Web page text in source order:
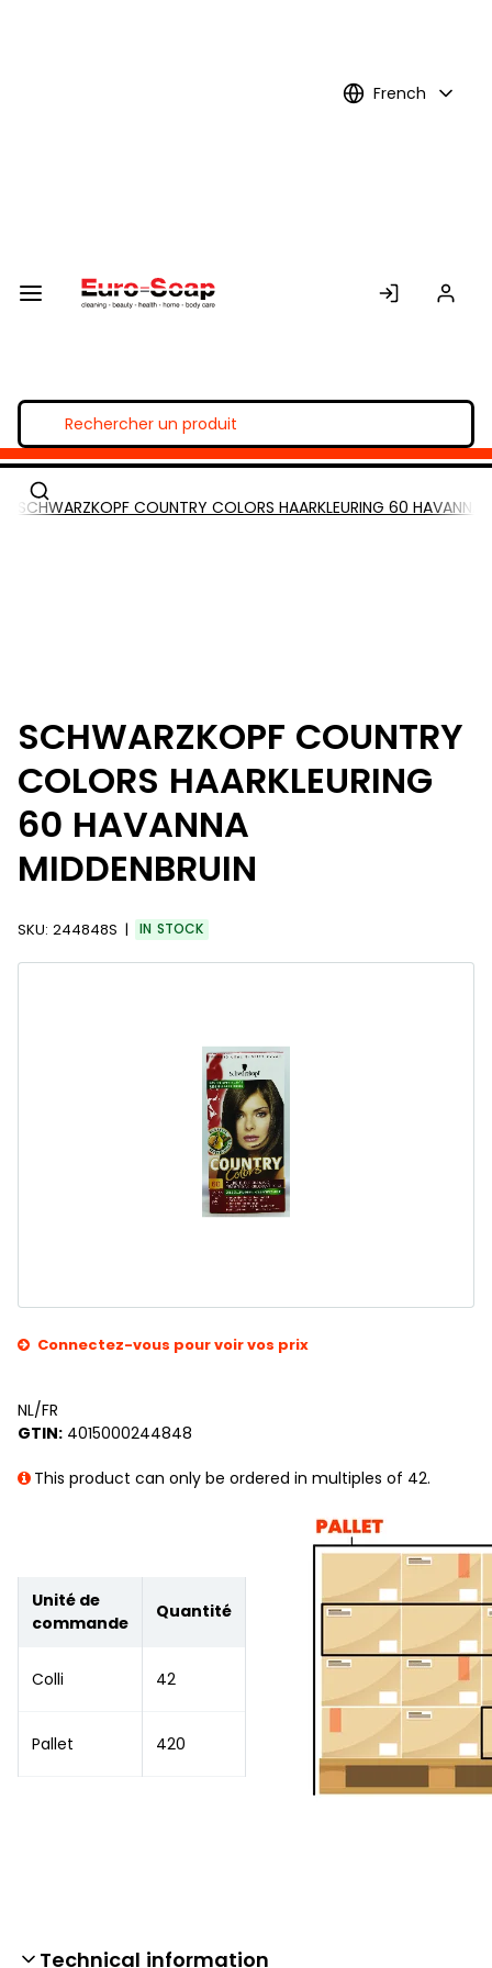
French
SCHWARZKOPF COUNTRY COLORS HAARKLEURING 60 HAVANNA
SCHWARZKOPF COUNTRY
COLORS HAARKLEURING
60 HAVANNA
MIDDENBRUIN
SKU: 244848S IN STOCK
Connectez-vous pour voir vos prix
NL/FR
GTIN: 4015000244848
This product can only be ordered in multiples of 42.
Unité de
commande
Quantité
Colli 42
Pallet 420
Technical information